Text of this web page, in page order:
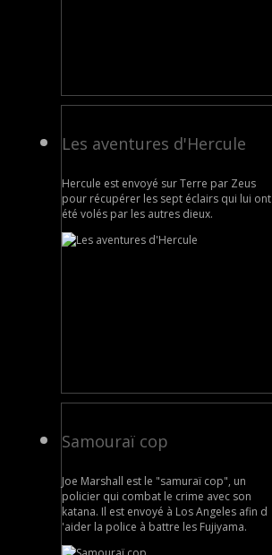
Les aventures d'Hercule
Hercule est envoyé sur Terre par Zeus
pour récupérer les sept éclairs qui lui ont
été volés par les autres dieux.
Samouraï cop
Joe Marshall est le "samuraï cop", un
policier qui combat le crime avec son
katana. Il est envoyé à Los Angeles afin d
'aider la police à battre les Fujiyama.